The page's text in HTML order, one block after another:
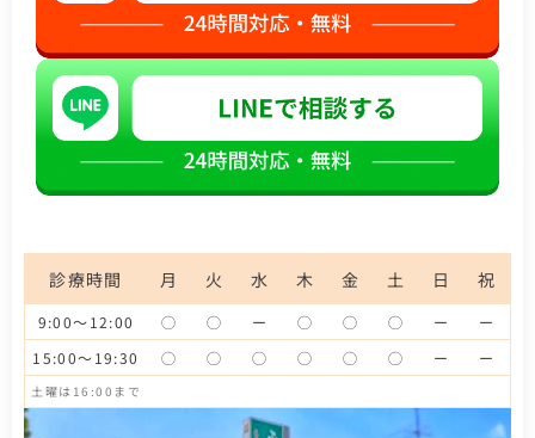
診療時間 月 火 水 木 金 土 日 祝
9:00～12:00 ◯ ◯ ー ◯ ◯ ◯ ー
ー
15:00～19:30
◯ ◯ ◯ ◯ ◯ ◯ ー ー
土曜は16:00まで